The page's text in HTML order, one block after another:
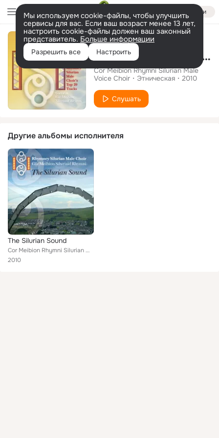
Войти
Мы используем cookie-файлы, чтобы улучшить
сервисы для вас. Если ваш возраст менее 13 лет,
настроить cookie-файлы должен ваш законный
представитель. Больше информации
Разрешить все Настроить
Альбом
The Best Of Rhymney Silurian
Cor Meibion Rhymni Silurian Male
Voice Choir
Этническая 2010
Слушать
Другие альбомы исполнителя
The Silurian Sound
Cor Meibion Rhymni Silurian Male Voice Choir
2010